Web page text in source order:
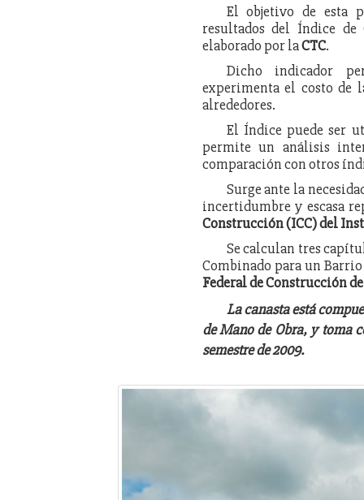
El objetivo de esta
resultados del Índice de
elaborado por laCTC.
Dicho indicador
experimenta el costo de
alrededores.
El Índice puede ser
permite un análisis
comparación con otros
Surge ante la
incertidumbre y escasa
Construcción (ICC) del
Se calculan tres
Combinado para un
Federal de Construcción
La canasta está
de Mano de Obra, y toma
semestre de 2009.